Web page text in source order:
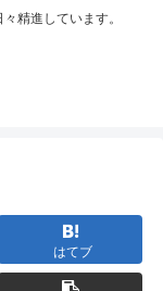
精進しています。
はてブ